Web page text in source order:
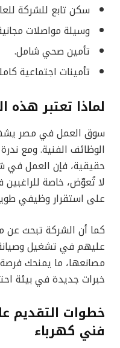
سكن تابع للشركة
وسيلة مواصلات
تأمين صحي شامل.
تأمينات اجتماعية
لماذا تعتبر هذه
سوق العمل في مصر
الوظائف الفنية. ومع
حقيقية، فإن العمل في
لا تُعوّض، خاصة
على استقرار وظيفي
كما أن الشركة تبحث عن
عليهم في تشغيل
مصانعها، ما يمنحك
خبرات جديدة في بيئة
خطوات التقديم
فني كهرباء